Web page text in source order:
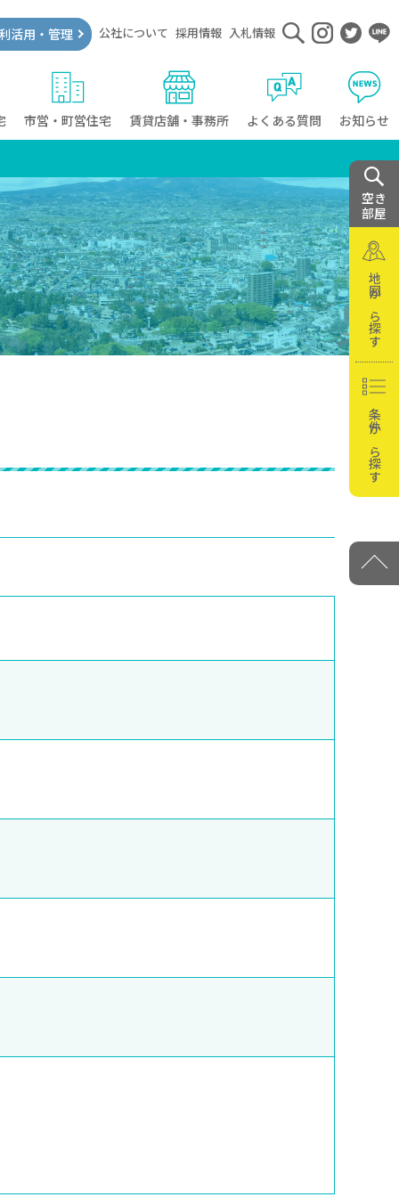
市営・町営住宅 賃貸店舗・事務所 よくある質問 お知らせ
利活用・管理 公社について 採用情報 入札情報
空き
部屋
地図から探す
条件から探す